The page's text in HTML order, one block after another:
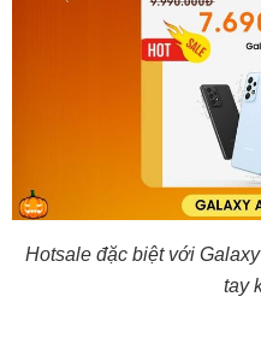
Hotsale đặc biệt với
tay